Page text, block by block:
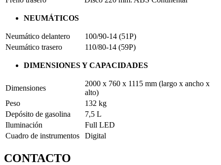
NEUMÁTICOS
Neumático delantero
100/90-14 (51P)
Neumático trasero
110/80-14 (59P)
DIMENSIONES Y CAPACIDADES
Dimensiones
2000 x 760 x 1115 mm (largo x ancho x
alto)
Peso
132 kg
Depósito de gasolina
7,5 L
Iluminación
Full LED
Cuadro de instrumentos
Digital
CONTACTO